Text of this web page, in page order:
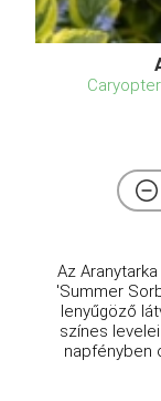
Az
'Summer
lenyűgöző
színes
napfényben